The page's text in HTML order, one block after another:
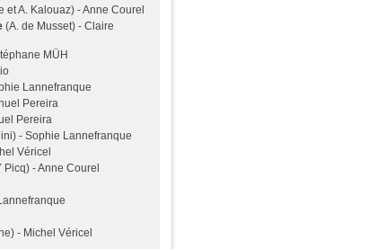
et A. Kalouaz) - Anne Courel
(A. de Musset) - Claire
MÜH
Lannefranque
Pereira
Pereira
- Sophie Lannefranque
Véricel
Picq) - Anne Courel
- Michel Véricel